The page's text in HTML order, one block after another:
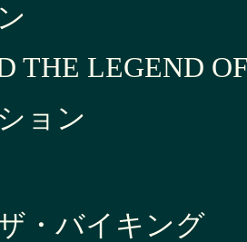
THE LEGEND
ョン
・バイキング